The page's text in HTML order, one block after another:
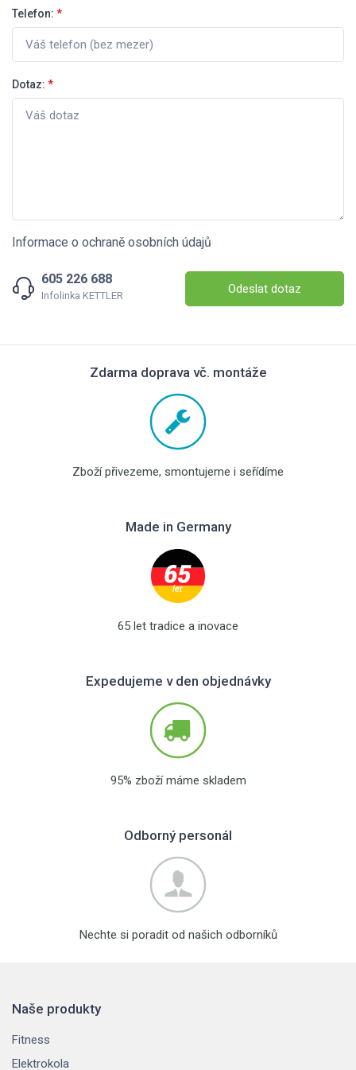
Telefon: *
Dotaz: *
Informace o ochraně osobních údajů
605 226 688
Infolinka KETTLER Odeslat dotaz
Zdarma doprava vč. montáže
Zboží přivezeme, smontujeme i seřídíme
Made in Germany
65 let tradice a inovace
Expedujeme v den objednávky
95% zboží máme skladem
Odborný personál
Nechte si poradit od našich odborníků
Naše produkty
Fitness
Elektrokola